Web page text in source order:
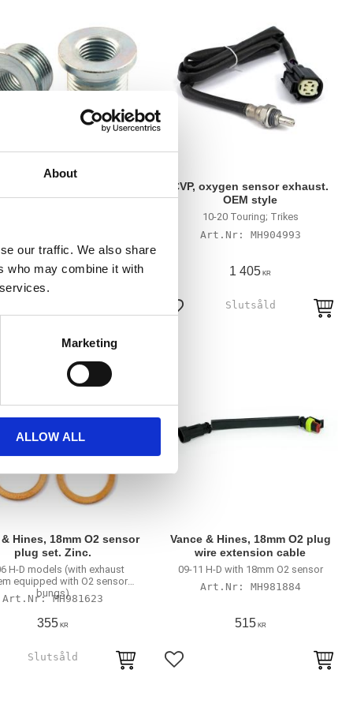
About
our traffic. We also share
who may combine it with
Marketing
ALLOW ALL
bung reducer set
holesMH578380
305 KR
till i favoriter
CVP, oxygen sensor exhaust.
OEM style
10-20 Touring; Trikes
MH904993
1 405 KR
Lägg till i favoriter
Hines, 18mm O2 sensor
plug set. Zinc.
H-D models (with exhaust
equipped with O2 sensor
bungs)
MH981623
355KR
Vance & Hines, 18mm O2 plug
wire extension cable
09-11 H-D with 18mm O2 sensor
MH981884
515KR
Lägg till i favoriter